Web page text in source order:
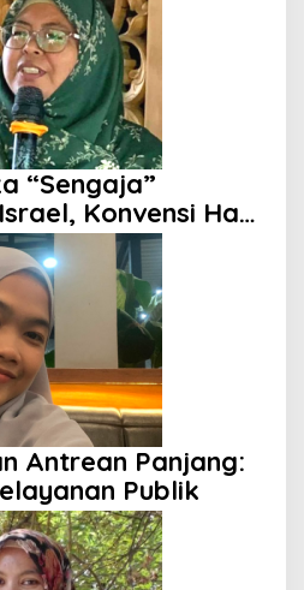
“Sengaja”
Konvensi Hak
Antrean Panjang:
Publik